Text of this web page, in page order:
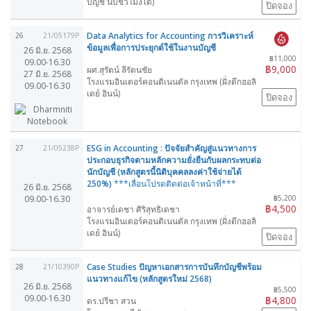
ปิดจอง
26 21/05179P
26 มิ.ย. 2568
09.00-16.30
27 มิ.ย. 2568
09.00-16.30
Data Analytics for Accounting การวิเคราะห์
ข้อมูลเพื่อการประยุกต์ใช้ในงานบัญชี
฿11,000
฿9,000
ผศ.สุรัตน์ ลีรัตนชัย
โรงแรมอินเตอร์คอนติเนนตัล กรุงเทพ (ฝั่งตึกฮอลิ
เดย์ อินน์)
ปิดจอง
27 21/05238P
26 มิ.ย. 2568
09.00-16.30
ESG in Accounting : ปัจจัยสำคัญสู่แนวทางการ
ประกอบธุรกิจตามหลักความยั่งยืนกับผลกระทบต่อ
นักบัญชี (หลักสูตรนี้นิติบุคคลลงค่าใช้จ่ายได้
250%) ***เลื่อนโปรดติดต่อเจ้าหน้าที่***
฿5,200
฿4,500
อาจารย์เดชา ศิริสุทธิเดชา
โรงแรมอินเตอร์คอนติเนนตัล กรุงเทพ (ฝั่งตึกฮอลิ
เดย์ อินน์)
ปิดจอง
28 21/10390P
26 มิ.ย. 2568
09.00-16.30
Case Studies ปัญหาเอกสารการบันทึกบัญชีพร้อม
แนวทางแก้ไข (หลักสูตรใหม่ 2568)
฿5,500
฿4,800
ดร.ปรีชา สวน